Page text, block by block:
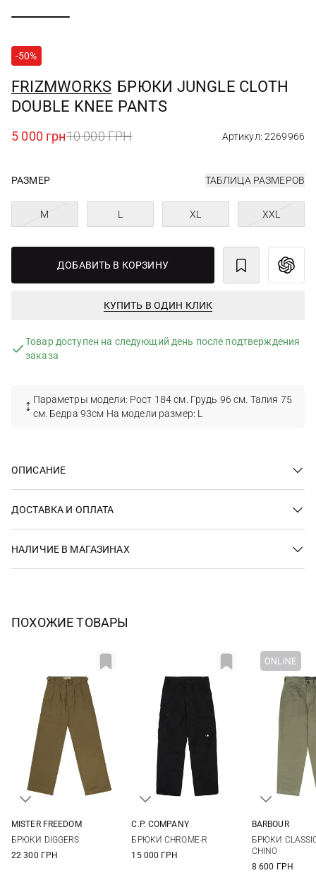
-50%
FRIZMWORKS БРЮКИ JUNGLE CLOTH
DOUBLE KNEE PANTS
5 000 грн10 000 ГРН Артикул: 2269966
РАЗМЕР ТАБЛИЦА РАЗМЕРОВ
M L XL XXL
ДОБАВИТЬ В КОРЗИНУ
КУПИТЬ В ОДИН КЛИК
Товар доступен на следующий день после подтверждения
заказа
Параметры модели: Рост 184 см. Грудь 96 см. Талия 75
см. Бедра 93см На модели размер: L
ОПИСАНИЕ
ДОСТАВКА И ОПЛАТА
НАЛИЧИЕ В МАГАЗИНАХ
ПОХОЖИЕ ТОВАРЫ
MISTER FREEDOM
БРЮКИ DIGGERS
22 300 ГРН
C.P. COMPANY
БРЮКИ CHROME-R
15 000 ГРН
40
BARBOUR
БРЮКИ
CHINO
8 600 ГРН